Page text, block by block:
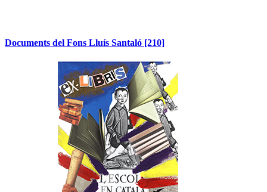
Documents del Fons Lluís Santaló [210]